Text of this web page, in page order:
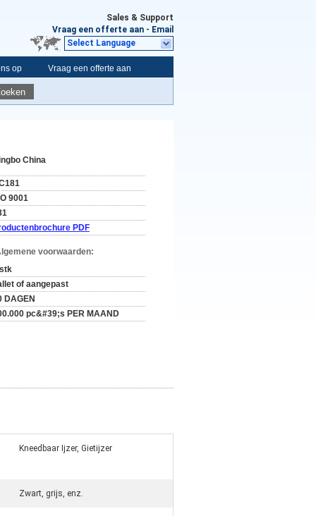
Sales & Support
Vraag een offerte aan - Email
Select Language
op Vraag een offerte aan
China
9001
PDF
voorwaarden:
of aangepast
DAGEN
pc&#39;s PER MAAND
Kneedbaar Ijzer, Gietijzer
Zwart, grijs, enz.